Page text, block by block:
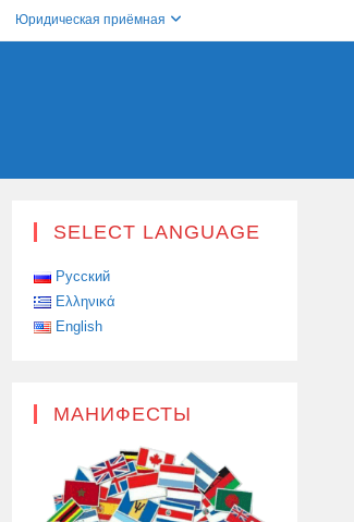
Юридическая приёмная
SELECT LANGUAGE
Русский
Ελληνικά
English
МАНИФЕСТЫ